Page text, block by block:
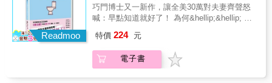
& 你不斷責備自己「不夠乖、不夠好、不夠聽
話&hellip;&hellip;」。 & 但，其實錯不在你。
& 療癒原生家庭的傷痛，就從這一刻起。 ※黃
上百場，她以細膩又專業的分析，為我們每個
承受著原生家庭傷痛的人，提供面對與療癒的
方式，那就像是梳理著我們的傷痛，給出我們
裡，甚至延續到我們的下一代。 面對父母帶給
我們的傷痛，黃心理師認為除了別抱持受害者
她建議深度理解父母的侷限與難處，並藉由27
種疼惜自己的練習，學習擁抱、肯定並欣賞自
己，一如為當年的傷口輕輕上藥與包紮，我們
也會擁有往前走的力量與勇氣。 我們都是帶著
你愛的語言 &bull;放心，我跟我爸媽不一樣
──「有其父（母）必有其子（女）」不是迷思
&bull;聽我的就對了──不是照「我的」方式，
而是發現「我們的」 &bull;要我道歉不可能──
咦，不是你去刷馬桶嗎──角色混淆不清是婚姻
的一大壓力 &bull;奇怪，我不能花自己的錢嗎
──你們需要一套共同的財務計畫 &bull;最近愛
Readmoo
巧門博士又一新作，讓全美30萬對夫妻齊聲怒
喊：早點知道就好了！ 為何&hellip;&hellip; 婚
年，蓋瑞．巧門博士曾為數不清的情侶上過婚
前輔導，幾乎人人都認為，只要彼此相愛就能
進入婚姻。然而，多少夫妻的幸福婚姻夢早已
特價 224 元
電子書